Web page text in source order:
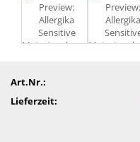
Art.Nr.:
Lieferzeit: